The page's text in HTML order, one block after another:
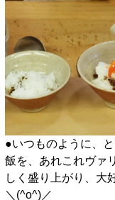
●いつものように、
飯を、あれこれヴァ
しく盛り上がり、大
＼(^o^)／